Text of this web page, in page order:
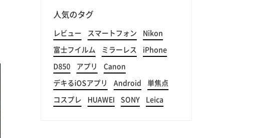
人気のタグ
レビュー スマートフォン Nikon
富士フイルム ミラーレス iPhone
D850 アプリ Canon
デキるiOSアプリ Android 単焦点
コスプレ HUAWEI SONY Leica